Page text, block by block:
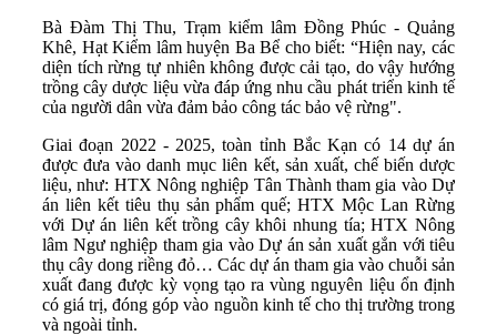
Bà Đàm Thị Thu, Trạm kiểm lâm Đồng Phúc - Quảng
Khê, Hạt Kiểm lâm huyện Ba Bể cho biết: “Hiện nay, các
diện tích rừng tự nhiên không được cải tạo, do vậy hướng
trồng cây dược liệu vừa đáp ứng nhu cầu phát triển kinh tế
của người dân vừa đảm bảo công tác bảo vệ rừng".
Giai đoạn 2022 - 2025, toàn tỉnh Bắc Kạn có 14 dự án
được đưa vào danh mục liên kết, sản xuất, chế biến dược
liệu, như: HTX Nông nghiệp Tân Thành tham gia vào Dự
án liên kết tiêu thụ sản phẩm quế; HTX Mộc Lan Rừng
với Dự án liên kết trồng cây khôi nhung tía; HTX Nông
lâm Ngư nghiệp tham gia vào Dự án sản xuất gắn với tiêu
thụ cây dong riềng đỏ… Các dự án tham gia vào chuỗi sản
xuất đang được kỳ vọng tạo ra vùng nguyên liệu ổn định
có giá trị, đóng góp vào nguồn kinh tế cho thị trường trong
và ngoài tỉnh.